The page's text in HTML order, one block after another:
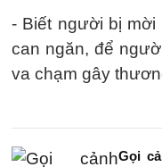
- Biết người bị
can ngăn, để
va chạm gây
Gọi